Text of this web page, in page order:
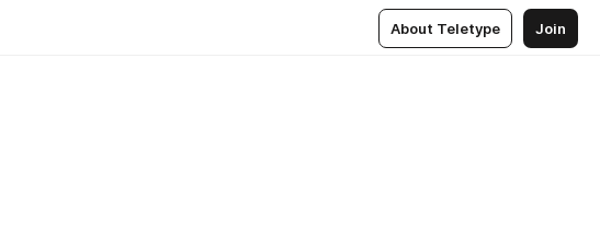
About Teletype Join